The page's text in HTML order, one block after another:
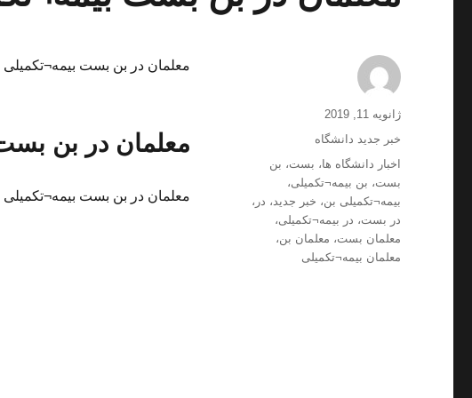
معلمان در بن بست بیمه¬تکمیلی
معلمان در بن
معلمان در بن بست بیمه¬تکمیلی
نویسنده
ارسال
ژانویه 11, 2019
دسته‌ها
خبر جدید دانشگاه
برچسب‌ها
اخبار دانشگاه ها، بست، بن
بست، بن بیمه¬تکمیلی،
بیمه¬تکمیلی بن، خبر جدید، در ،
در بست، در بیمه¬تکمیلی،
معلمان بست، معلمان بن،
معلمان بیمه¬تکمیلی